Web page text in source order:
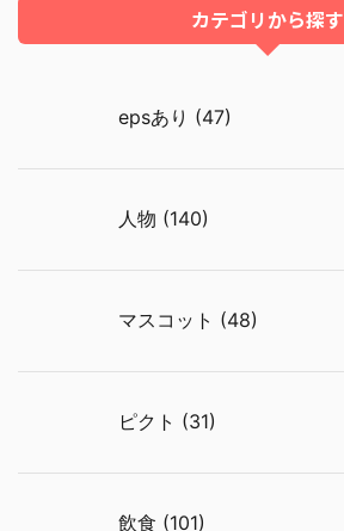
カテゴリから探す
epsあり (47)
人物 (140)
マスコット (48)
ピクト (31)
飲食 (101)